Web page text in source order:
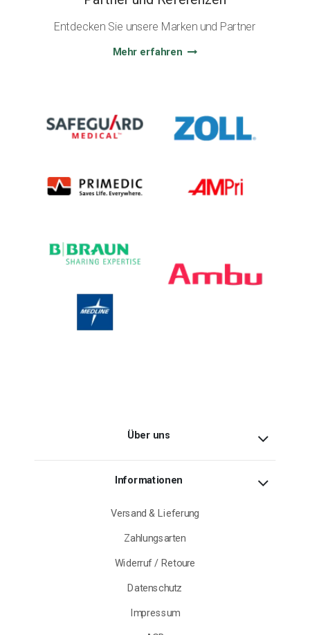
Entdecken Sie unsere Marken und Partner
Mehr erfahren
Über uns
Informationen
Versand & Lieferung
Zahlungsarten
Widerruf / Retoure
Datenschutz
Impressum